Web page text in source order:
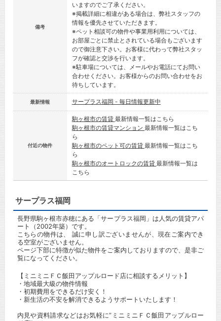
備考
いますのでご了承ください。
※掲載詳細に相違がある場合は、弊社スタッフの
情報を優先させていただきます。
※ペット相談可の物件や事業用利用については、
お部屋ごとに禁止とされている場合もございます
ので御注意下さい。お客様に代わって弊社スタッ
フが確認と交渉を行います。
※駐車場については、メールやお電話にてお問い
合わせください。お客様からのお問い合わせをお
待ちしています。
最新情報 サープラス福岡 - 毎日情報更新中
付近の物件
駒ヶ根市の賃貸 最新情報一覧はこちら
駒ヶ根市の賃貸マンション 最新情報一覧はこち
ら
駒ヶ根市のペット可の賃貸 最新情報一覧はこち
ら
駒ヶ根市のオートロックの賃貸 最新情報一覧は
こちら
サープラス福岡
長野県駒ヶ根市赤穂にある「サープラス福岡」は人気の賃貸アパ
ート（2002年築）です。
こちらの物件は、 誠に申し訳ございませんが、現在ご案内でき
る空室がございません。
ページ下部に特徴が似た物件をご案内しておりますので、是非ご
覧になってください。
【ミニミニＦＣ飯田アップルロード店に相談するメリット】
・地域最大級の物件情報
・初期費用をできるだけ安く！
・新生活の不安を解消できるようサポートいたします！
内見や資料請求などはお気軽に”ミニミニＦＣ飯田アップルロー